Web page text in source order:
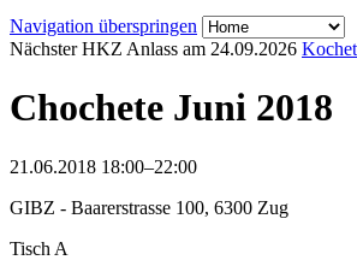
Navigation überspringen
Nächster HKZ Anlass am 24.09.2026
Chochete Juni 2018
21.06.2018 18:00–22:00
GIBZ - Baarerstrasse 100, 6300 Zug
Tisch A